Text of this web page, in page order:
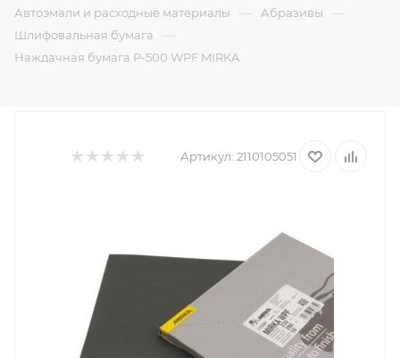
Автоэмали и расходные материалы — Абразивы —
Шлифовальная бумага —
Наждачная бумага Р-500 WPF MIRKA
Артикул: 2110105051